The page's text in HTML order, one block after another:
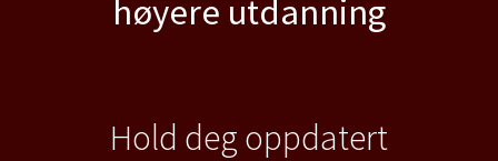
høyere utdanning
Hold deg oppdatert